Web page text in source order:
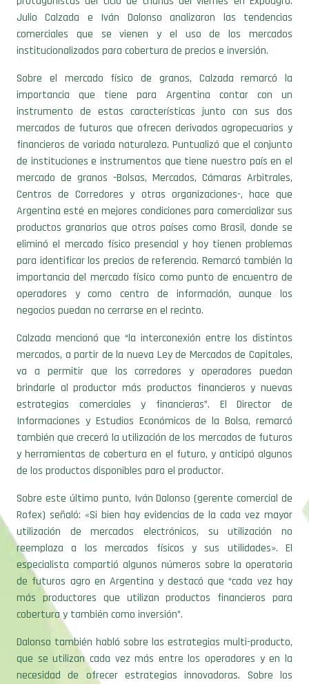
Julio Calzada e Iván Dalonso analizaron las tendencias
comerciales que se vienen y el uso de los mercados
institucionalizados para cobertura de precios e inversión.
Sobre el mercado físico de granos, Calzada remarcó la
importancia que tiene para Argentina contar con un
instrumento de estas características junto con sus dos
mercados de futuros que ofrecen derivados agropecuarios y
financieros de variada naturaleza. Puntualizó que el conjunto
de instituciones e instrumentos que tiene nuestro país en el
mercado de granos -Bolsas, Mercados, Cámaras Arbitrales,
Centros de Corredores y otras organizaciones-, hace que
Argentina esté en mejores condiciones para comercializar sus
productos granarios que otros países como Brasil, donde se
eliminó el mercado físico presencial y hoy tienen problemas
para identificar los precios de referencia. Remarcó también la
importancia del mercado físico como punto de encuentro de
operadores y como centro de información, aunque los
negocios puedan no cerrarse en el recinto.
Calzada mencionó que “la interconexión entre los distintos
mercados, a partir de la nueva Ley de Mercados de Capitales,
va a permitir que los corredores y operadores puedan
brindarle al productor más productos financieros y nuevas
estrategias comerciales y financieras”. El Director de
Informaciones y Estudios Económicos de la Bolsa, remarcó
también que crecerá la utilización de los mercados de futuros
y herramientas de cobertura en el futuro, y anticipó algunos
de los productos disponibles para el productor.
Sobre este último punto, Iván Dalonso (gerente comercial de
Rofex) señaló: «Si bien hay evidencias de la cada vez mayor
utilización de mercados electrónicos, su utilización no
reemplaza a los mercados físicos y sus utilidades». El
especialista compartió algunos números sobre la operatoria
de futuros agro en Argentina y destacó que “cada vez hay
más productores que utilizan productos financieros para
cobertura y también como inversión”.
Dalonso también habló sobre las estrategias multi-producto,
que se utilizan cada vez más entre los operadores y en la
necesidad de ofrecer estrategias innovadoras. Sobre los